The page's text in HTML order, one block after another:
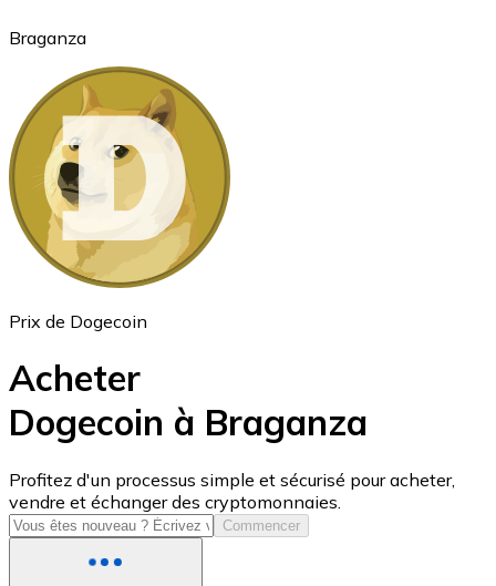
Ethereum
ETH
USD Coin
USDC
Braganza
Prix de Dogecoin
Acheter
Dogecoin à Braganza
Profitez d'un processus simple et sécurisé pour acheter,
vendre et échanger des cryptomonnaies.
Commencer